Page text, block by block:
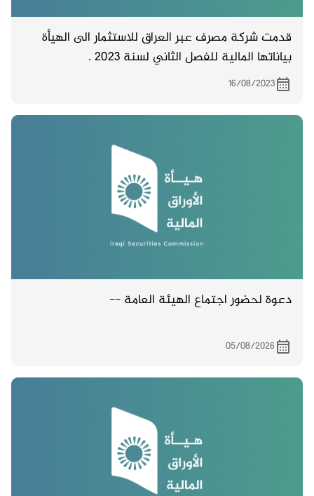
قدمت شركة مصرف عبر العراق للاستثمار الى الهيأة
بياناتها المالية للفصل الثاني لسنة 2023 .
16/08/2023
دعوة لحضور اجتماع الهيئة العامة --
05/08/2026